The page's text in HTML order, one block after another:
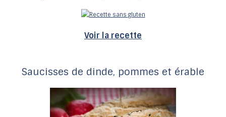
Voir la recette
Saucisses de dinde, pommes et érable